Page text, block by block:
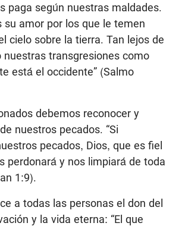
paga según nuestras maldades.
su amor por los que le temen
cielo sobre la tierra. Tan lejos de
nuestras transgresiones como
está el occidente” (Salmo
debemos reconocer y
nuestros pecados. “Si
pecados, Dios, que es fiel
perdonará y nos limpiará de toda
1:9).
a todas las personas el don del
y la vida eterna: “El que